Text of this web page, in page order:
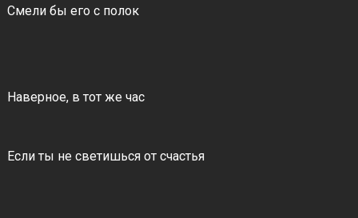
Смели бы его с полок
Наверное, в тот же час
Если ты не светишься от счастья